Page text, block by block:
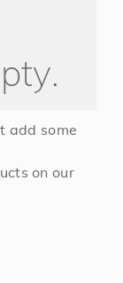
add some
on our